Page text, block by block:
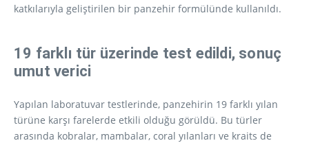
katkılarıyla geliştirilen bir panzehir formülünde kullanıldı.
19 farklı tür üzerinde test edildi, sonuç
umut verici
Yapılan laboratuvar testlerinde, panzehirin 19 farklı yılan
türüne karşı farelerde etkili olduğu görüldü. Bu türler
arasında kobralar, mambalar, coral yılanları ve kraits de